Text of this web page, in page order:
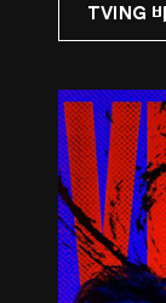
TVING 바